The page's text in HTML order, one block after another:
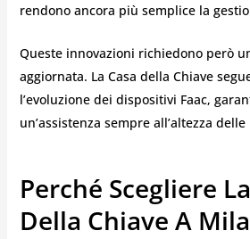
rendono ancora più semplice la
Queste innovazioni richiedono però
aggiornata. La Casa della Chiave
l’evoluzione dei dispositivi Faac,
un’assistenza sempre all’altezza
Perché Scegliere
Della Chiave A